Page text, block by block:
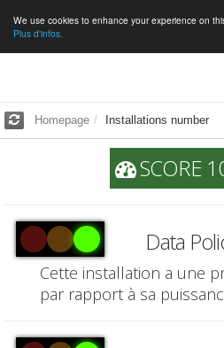
We use cookies to enhance your experience on
Plus d'infos.
Homepage Installations number
SCORE
Data
Cette installation a une
par rapport à sa